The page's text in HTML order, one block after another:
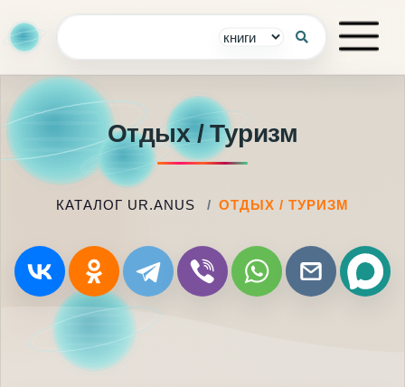
Отдых / Туризм
КАТАЛОГ UR.ANUS ОТДЫХ / ТУРИЗМ